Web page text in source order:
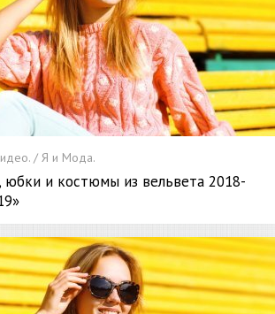
/ Я и Мода.
и костюмы из вельвета 2018-